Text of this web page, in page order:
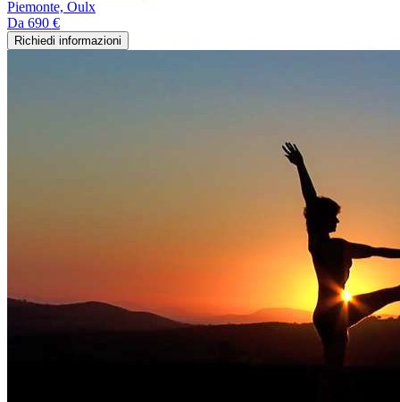
Piemonte, Oulx
Da 690 €
Richiedi informazioni